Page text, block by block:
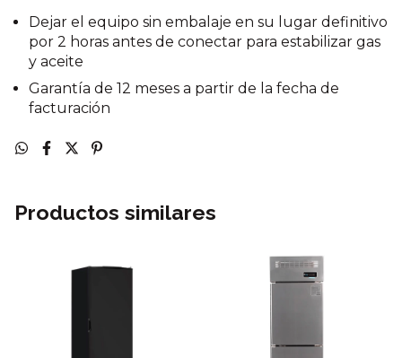
Dejar el equipo sin embalaje en su lugar definitivo
por 2 horas antes de conectar para estabilizar gas
y aceite
Garantía de 12 meses a partir de la fecha de
facturación
Productos similares